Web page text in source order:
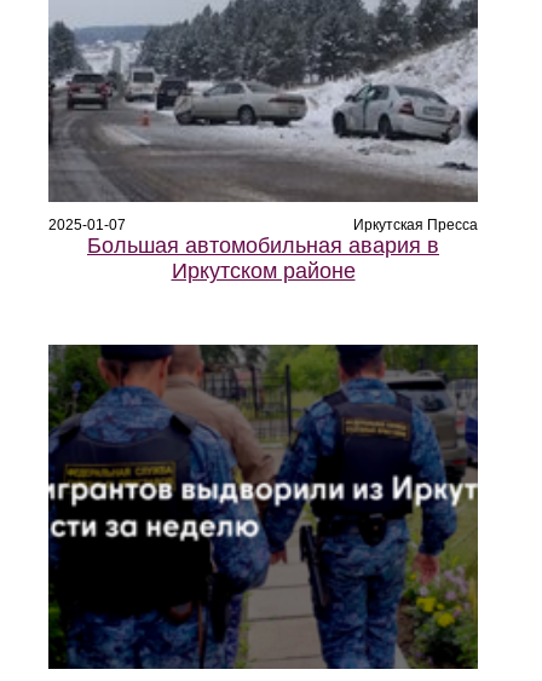
2025-01-07 Иркутская Пресса
Большая автомобильная авария в
Иркутском районе